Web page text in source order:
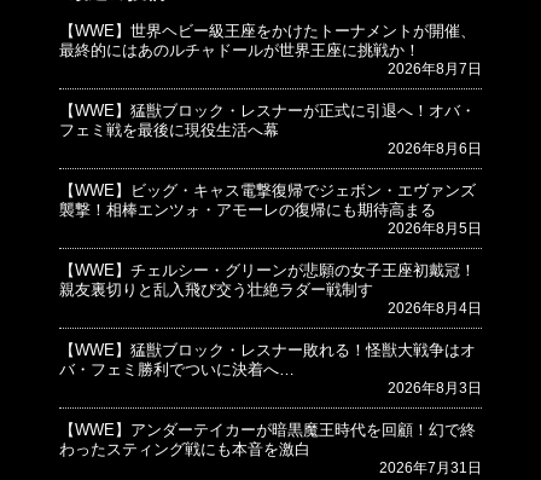
【WWE】世界ヘビー級王座をかけたトーナメントが開催、
最終的にはあのルチャドールが世界王座に挑戦か！
2026年8月7日
【WWE】猛獣ブロック・レスナーが正式に引退へ！オバ・
フェミ戦を最後に現役生活へ幕
2026年8月6日
【WWE】ビッグ・キャス電撃復帰でジェボン・エヴァンズ
襲撃！相棒エンツォ・アモーレの復帰にも期待高まる
2026年8月5日
【WWE】チェルシー・グリーンが悲願の女子王座初戴冠！
親友裏切りと乱入飛び交う壮絶ラダー戦制す
2026年8月4日
【WWE】猛獣ブロック・レスナー敗れる！怪獣大戦争はオ
バ・フェミ勝利でついに決着へ…
2026年8月3日
【WWE】アンダーテイカーが暗黒魔王時代を回顧！幻で終
わったスティング戦にも本音を激白
2026年7月31日
© プロレスJunkie ～WWEの最新情報 USA～